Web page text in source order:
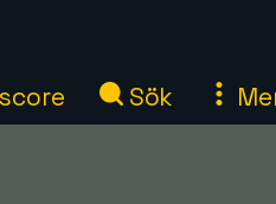
Sök